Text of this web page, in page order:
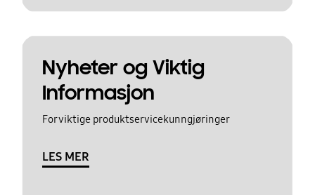
Nyheter og Viktig
Informasjon
For viktige produktservicekunngjøringer
LES MER